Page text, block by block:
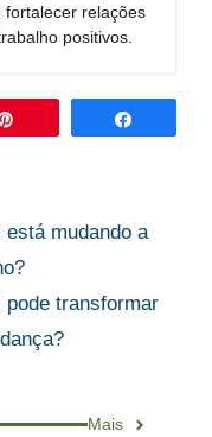
fortalecer relações
positivos.
mudando a
transformar
Mais